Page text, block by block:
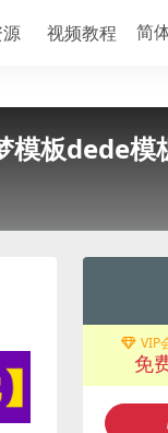
视频教程
模板dede模
VIP
免